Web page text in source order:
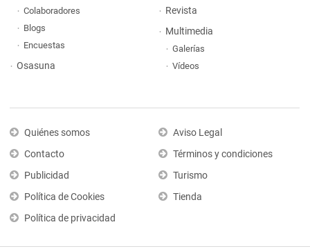
Colaboradores
Blogs
Encuestas
Osasuna
Revista
Multimedia
Galerías
Vídeos
Quiénes somos
Contacto
Publicidad
Política de Cookies
Política de privacidad
Aviso Legal
Términos y condiciones
Turismo
Tienda